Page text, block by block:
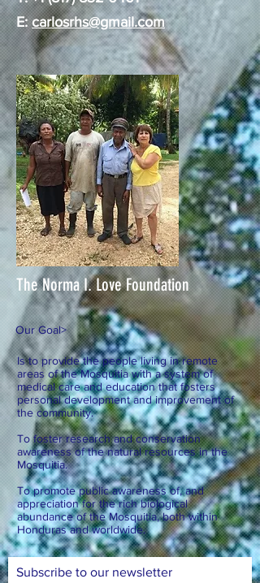
E: carlosrhs@gmail.com
The Norma I. Love Foundation
Our Goal>
Is to provide the people living in remote
areas of the Mosquitia with a system of
medical care and education that fosters
personal development and improvement of
the community.
To foster research and conservation
awareness of the natural resources in the
Mosquitia.
To promote public awareness of, and
appreciation for the rich biological
abundance of the Mosquitia, both within
Honduras and worldwide.
Subscribe to our newsletter